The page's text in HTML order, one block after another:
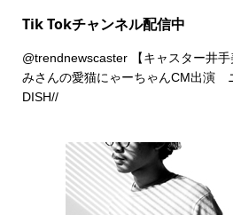
Tik Tokチャンネル配信中
@trendnewscaster【キャスター井手
みさんの愛猫にゃーちゃんCM出演
DISH//